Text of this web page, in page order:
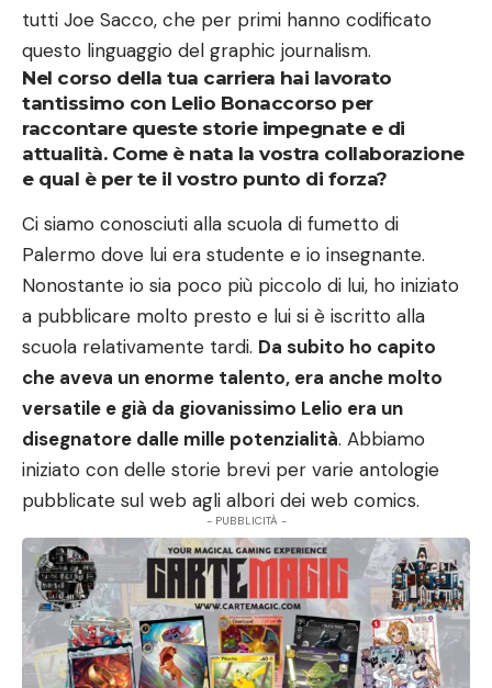
tutti Joe Sacco, che per primi hanno codificato
questo linguaggio del graphic journalism.
Nel corso della tua carriera hai lavorato
tantissimo con Lelio Bonaccorso per
raccontare queste storie impegnate e di
attualità. Come è nata la vostra collaborazione
e qual è per te il vostro punto di forza?
Ci siamo conosciuti alla scuola di fumetto di
Palermo dove lui era studente e io insegnante.
Nonostante io sia poco più piccolo di lui, ho iniziato
a pubblicare molto presto e lui si è iscritto alla
scuola relativamente tardi. Da subito ho capito
che aveva un enorme talento, era anche molto
versatile e già da giovanissimo Lelio era un
disegnatore dalle mille potenzialità. Abbiamo
iniziato con delle storie brevi per varie antologie
pubblicate sul web agli albori dei web comics.
- PUBBLICITÀ -